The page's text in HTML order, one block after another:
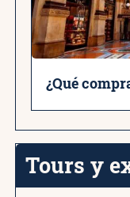
¿Qué
Tours y